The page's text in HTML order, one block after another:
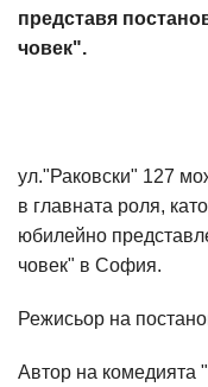
представя
човек".
ул."Раковски" 127
в главната роля,
юбилейно
човек" в София.
Режисьор на
Автор на комедията